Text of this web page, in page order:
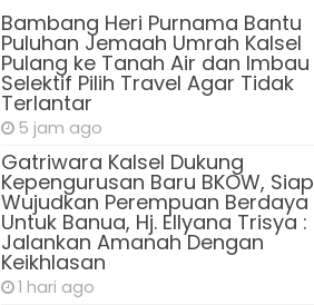
Bambang Heri Purnama Bantu
Puluhan Jemaah Umrah Kalsel
Pulang ke Tanah Air dan Imbau
Selektif Pilih Travel Agar Tidak
Terlantar
5 jam ago
Gatriwara Kalsel Dukung
Kepengurusan Baru BKOW, Siap
Wujudkan Perempuan Berdaya
Untuk Banua, Hj. Ellyana Trisya :
Jalankan Amanah Dengan
Keikhlasan
1 hari ago